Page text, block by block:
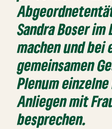
Sandra Boser
machen und bei
gemeinsamen
Plenum
Anliegen mit
besprechen.